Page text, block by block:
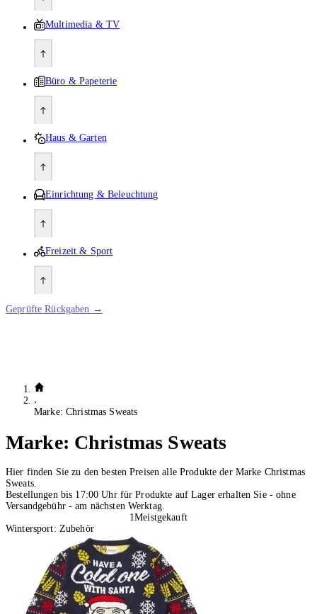
Multimedia & TV
Büro & Papeterie
Haus & Garten
Einrichtung & Beleuchtung
Freizeit & Sport
Geprüfte Rückgaben →
Marke: Christmas Sweats
Marke: Christmas Sweats
Hier finden Sie zu den besten Preisen alle Produkte der Marke Christmas
Sweats.
Bestellungen bis 17:00 Uhr für Produkte auf Lager erhalten Sie - ohne
Versandgebühr - am nächsten Werktag.
1Meistgekauft
Wintersport: Zubehör